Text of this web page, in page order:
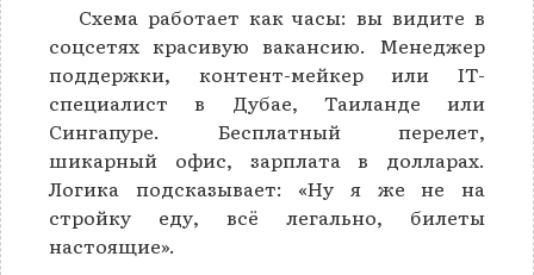
Схема работает как часы: вы видите в
соцсетях красивую вакансию. Менеджер
поддержки, контент-мейкер или IT-
специалист в Дубае, Таиланде или
Сингапуре. Бесплатный перелет,
шикарный офис, зарплата в долларах.
Логика подсказывает: «Ну я же не на
стройку еду, всё легально, билеты
настоящие».